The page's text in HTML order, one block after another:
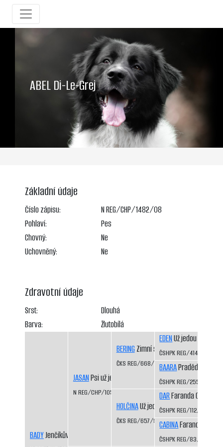
ABEL Di-Le-Grej
Základní údaje
Číslo zápisu:
N REG/CHP/1482/08
Pohlaví:
Pes
Chovný:
Ne
Uchovněný:
Ne
Zdravotní údaje
Srst:
Dlouhá
Barva:
Žlutobílá
BADYJenčíkův les
JASANPsi už jedou
N REG/CHP/1050/98/99
BERINGZimní sen CS
ČKS REG/668/92/94
HOLČINAUž jedou CS
ČKS REG/657/92/93
EDENUž jedou CS
ČSHPK REG/414/89
BAARAPradědova
ČSHPK REG/255/88
DARFaranda CS
ČSHPK REG/112/86/88
CABINAFaranda CS
ČSHPK REG/83/84